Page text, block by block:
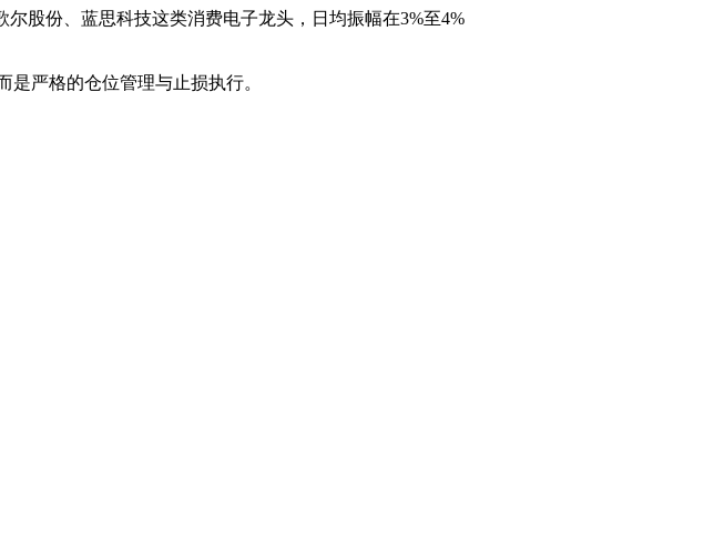
股份、蓝思科技这类消费电子龙头，日均振幅在3%至4%
严格的仓位管理与止损执行。